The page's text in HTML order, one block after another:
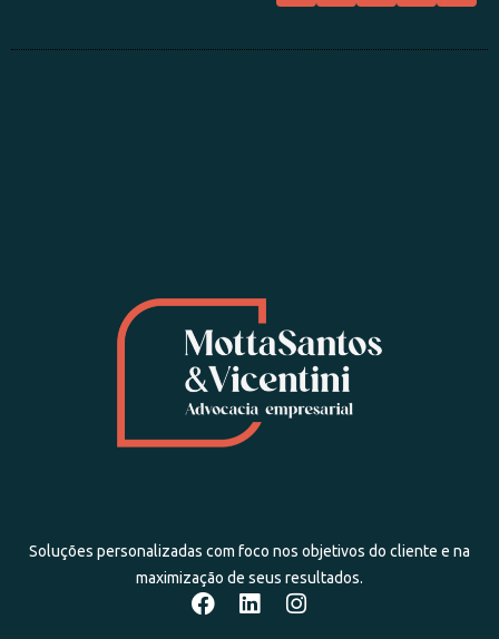
Soluções personalizadas com foco nos objetivos do cliente e na
maximização de seus resultados.